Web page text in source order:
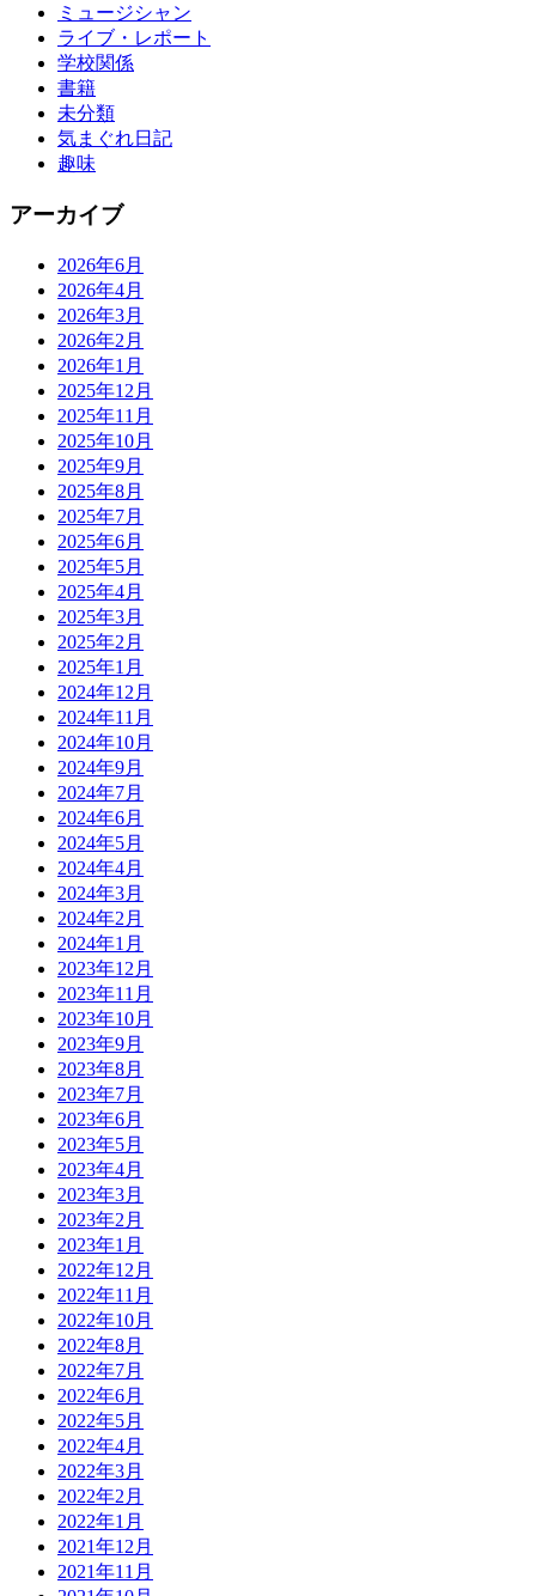
ミュージシャン
ライブ・レポート
学校関係
書籍
未分類
気まぐれ日記
趣味
アーカイブ
2026年6月
2026年4月
2026年3月
2026年2月
2026年1月
2025年12月
2025年11月
2025年10月
2025年9月
2025年8月
2025年7月
2025年6月
2025年5月
2025年4月
2025年3月
2025年2月
2025年1月
2024年12月
2024年11月
2024年10月
2024年9月
2024年7月
2024年6月
2024年5月
2024年4月
2024年3月
2024年2月
2024年1月
2023年12月
2023年11月
2023年10月
2023年9月
2023年8月
2023年7月
2023年6月
2023年5月
2023年4月
2023年3月
2023年2月
2023年1月
2022年12月
2022年11月
2022年10月
2022年8月
2022年7月
2022年6月
2022年5月
2022年4月
2022年3月
2022年2月
2022年1月
2021年12月
2021年11月